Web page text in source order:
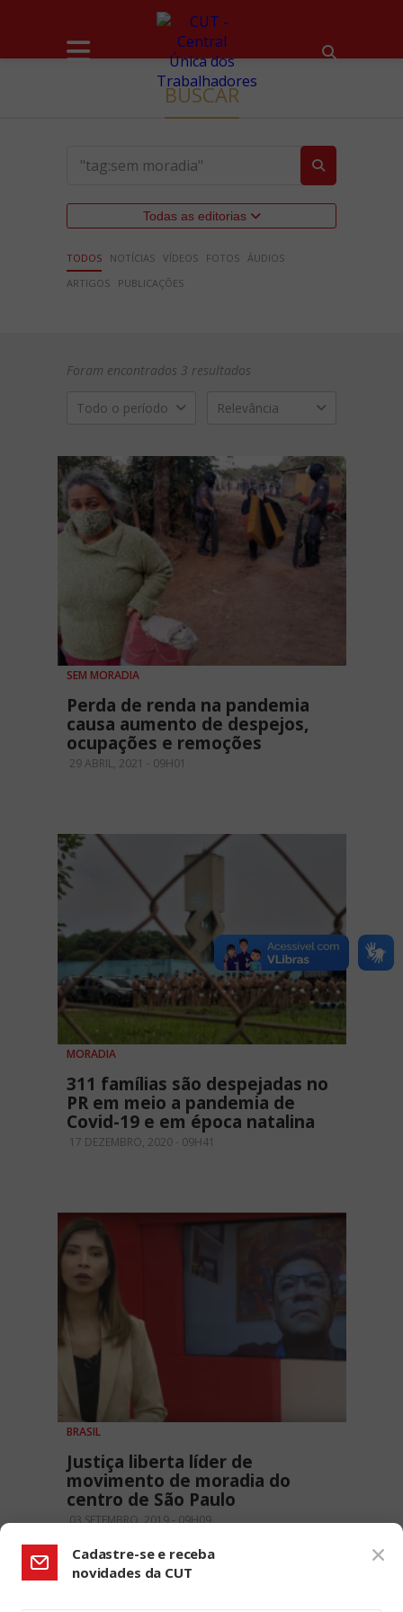
BUSCAR
Todas as editorias
TODOS NOTÍCIAS VÍDEOS FOTOS ÁUDIOS
ARTIGOS
PUBLICAÇÕES
Foram encontrados 3 resultados
Todo o período Relevância
SEM MORADIA
Perda de renda na pandemia
causa aumento de despejos,
ocupações e remoções
29 ABRIL, 2021 - 09H01
MORADIA
311 famílias são despejadas no
PR em meio a pandemia de
Covid-19 e em época natalina
17 DEZEMBRO, 2020 - 09H41
BRASIL
Justiça liberta líder de
movimento de moradia do
centro de São Paulo
03 SETEMBRO, 2019 - 09H09
Cadastre-se e receba
novidades da CUT